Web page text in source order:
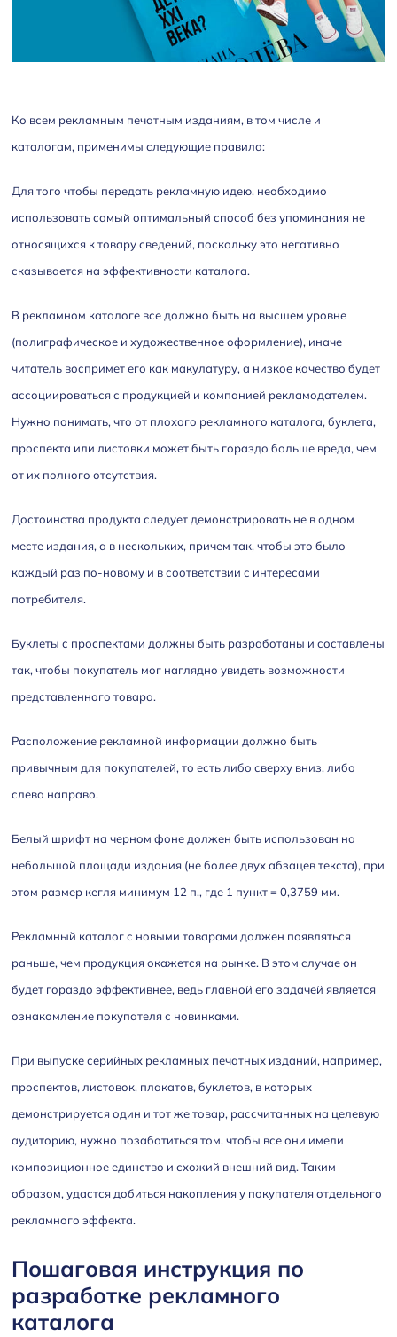
Ко всем рекламным печатным изданиям, в том числе и
каталогам, применимы следующие правила:
Для того чтобы передать рекламную идею, необходимо
использовать самый оптимальный способ без упоминания не
относящихся к товару сведений, поскольку это негативно
сказывается на эффективности каталога.
В рекламном каталоге все должно быть на высшем уровне
(полиграфическое и художественное оформление), иначе
читатель воспримет его как макулатуру, а низкое качество будет
ассоциироваться с продукцией и компанией рекламодателем.
Нужно понимать, что от плохого рекламного каталога, буклета,
проспекта или листовки может быть гораздо больше вреда, чем
от их полного отсутствия.
Достоинства продукта следует демонстрировать не в одном
месте издания, а в нескольких, причем так, чтобы это было
каждый раз по-новому и в соответствии с интересами
потребителя.
Буклеты с проспектами должны быть разработаны и составлены
так, чтобы покупатель мог наглядно увидеть возможности
представленного товара.
Расположение рекламной информации должно быть
привычным для покупателей, то есть либо сверху вниз, либо
слева направо.
Белый шрифт на черном фоне должен быть использован на
небольшой площади издания (не более двух абзацев текста), при
этом размер кегля минимум 12 п., где 1 пункт = 0,3759 мм.
Рекламный каталог с новыми товарами должен появляться
раньше, чем продукция окажется на рынке. В этом случае он
будет гораздо эффективнее, ведь главной его задачей является
ознакомление покупателя с новинками.
При выпуске серийных рекламных печатных изданий, например,
проспектов, листовок, плакатов, буклетов, в которых
демонстрируется один и тот же товар, рассчитанных на целевую
аудиторию, нужно позаботиться том, чтобы все они имели
композиционное единство и схожий внешний вид. Таким
образом, удастся добиться накопления у покупателя отдельного
рекламного эффекта.
Пошаговая инструкция по
разработке рекламного
каталога